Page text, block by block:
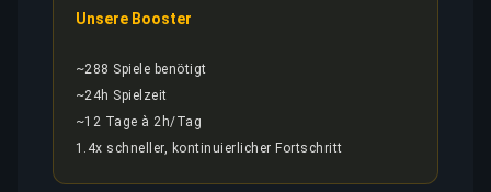
Unsere Booster
~288 Spiele benötigt
~24h Spielzeit
~12 Tage à 2h/Tag
1.4x schneller, kontinuierlicher Fortschritt